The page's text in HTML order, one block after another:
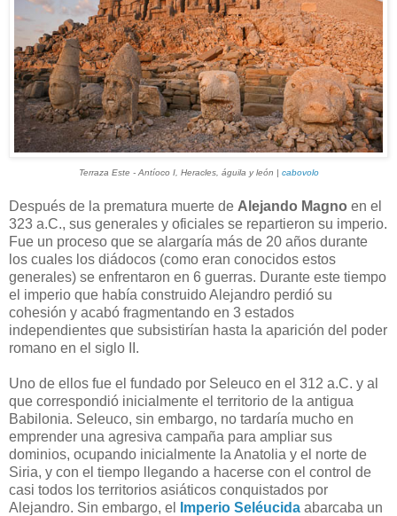
Terraza Este - Antíoco I, Heracles, águila y león | cabovolo
Después de la prematura muerte de Alejando Magno en el
323 a.C., sus generales y oficiales se repartieron su imperio.
Fue un proceso que se alargaría más de 20 años durante
los cuales los diádocos (como eran conocidos estos
generales) se enfrentaron en 6 guerras. Durante este tiempo
el imperio que había construido Alejandro perdió su
cohesión y acabó fragmentando en 3 estados
independientes que subsistirían hasta la aparición del poder
romano en el siglo II.
Uno de ellos fue el fundado por Seleuco en el 312 a.C. y al
que correspondió inicialmente el territorio de la antigua
Babilonia. Seleuco, sin embargo, no tardaría mucho en
emprender una agresiva campaña para ampliar sus
dominios, ocupando inicialmente la Anatolia y el norte de
Siria, y con el tiempo llegando a hacerse con el control de
casi todos los territorios asiáticos conquistados por
Alejandro. Sin embargo, el
Imperio Seléucida abarcaba un